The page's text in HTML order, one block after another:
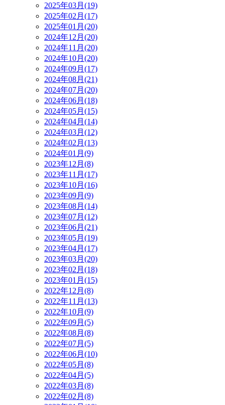
2025年03月(19)
2025年02月(17)
2025年01月(20)
2024年12月(20)
2024年11月(20)
2024年10月(20)
2024年09月(17)
2024年08月(21)
2024年07月(20)
2024年06月(18)
2024年05月(15)
2024年04月(14)
2024年03月(12)
2024年02月(13)
2024年01月(9)
2023年12月(8)
2023年11月(17)
2023年10月(16)
2023年09月(9)
2023年08月(14)
2023年07月(12)
2023年06月(21)
2023年05月(19)
2023年04月(17)
2023年03月(20)
2023年02月(18)
2023年01月(15)
2022年12月(8)
2022年11月(13)
2022年10月(9)
2022年09月(5)
2022年08月(8)
2022年07月(5)
2022年06月(10)
2022年05月(8)
2022年04月(5)
2022年03月(8)
2022年02月(8)